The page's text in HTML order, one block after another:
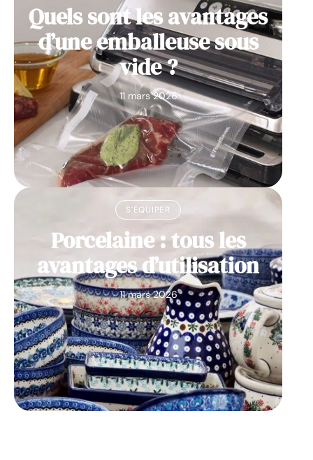
Quels sont les avantages
d’une emballeuse sous
vide ?
11 mars 2026
S'ÉQUIPER
Porcelaine : tous les
avantages d’utilisation
11 mars 2026